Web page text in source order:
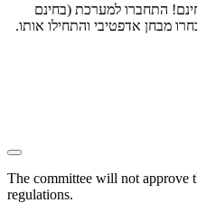
התחברו למערכת (בחינם
מבחן אדפטיבי והתחילו אותו.
The committee will not approve
regulations.